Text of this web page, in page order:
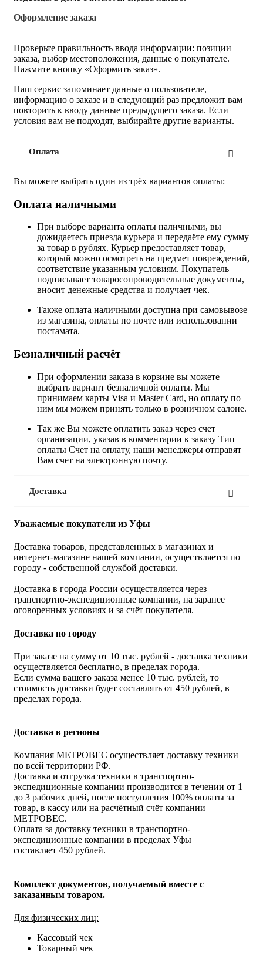
Оформление заказа
Проверьте правильность ввода информации: позиции
заказа, выбор местоположения, данные о покупателе.
Нажмите кнопку «Оформить заказ».
Наш сервис запоминает данные о пользователе,
информацию о заказе и в следующий раз предложит вам
повторить к вводу данные предыдущего заказа. Если
условия вам не подходят, выбирайте другие варианты.
Оплата
Вы можете выбрать один из трёх вариантов оплаты:
Оплата наличными
При выборе варианта оплаты наличными, вы
дожидаетесь приезда курьера и передаёте ему сумму
за товар в рублях. Курьер предоставляет товар,
который можно осмотреть на предмет повреждений,
соответствие указанным условиям. Покупатель
подписывает товаросопроводительные документы,
вносит денежные средства и получает чек.
Также оплата наличными доступна при самовывозе
из магазина, оплаты по почте или использовании
постамата.
Безналичный расчёт
При оформлении заказа в корзине вы можете
выбрать вариант безналичной оплаты. Мы
принимаем карты Visa и Master Card, но оплату по
ним мы можем принять только в розничном салоне.
Так же Вы можете оплатить заказ через счет
организации, указав в комментарии к заказу Тип
оплаты Счет на оплату, наши менеджеры отправят
Вам счет на электронную почту.
Доставка
Уважаемые покупатели из Уфы
Доставка товаров, представленных в магазинах и
интернет-магазине нашей компании, осуществляется по
городу - собственной службой доставки.
Доставка в города России осуществляется через
транспортно-экспедиционные компании, на заранее
оговоренных условиях и за счёт покупателя.
Доставка по городу
При заказе на сумму от 10 тыс. рублей - доставка техники
осуществляется бесплатно, в пределах города.
Если сумма вашего заказа менее 10 тыс. рублей, то
стоимость доставки будет составлять от 450 рублей, в
пределах города.
Доставка в регионы
Компания МЕТРОВЕС осуществляет доставку техники
по всей территории РФ.
Доставка и отгрузка техники в транспортно-
экспедиционные компании производится в течении от 1
до 3 рабочих дней, после поступления 100% оплаты за
товар, в кассу или на расчётный счёт компании
МЕТРОВЕС.
Оплата за доставку техники в транспортно-
экспедиционные компании в пределах Уфы
составляет 450 рублей.
Комплект документов, получаемый вместе с
заказанным товаром.
Для физических лиц:
Кассовый чек
Товарный чек